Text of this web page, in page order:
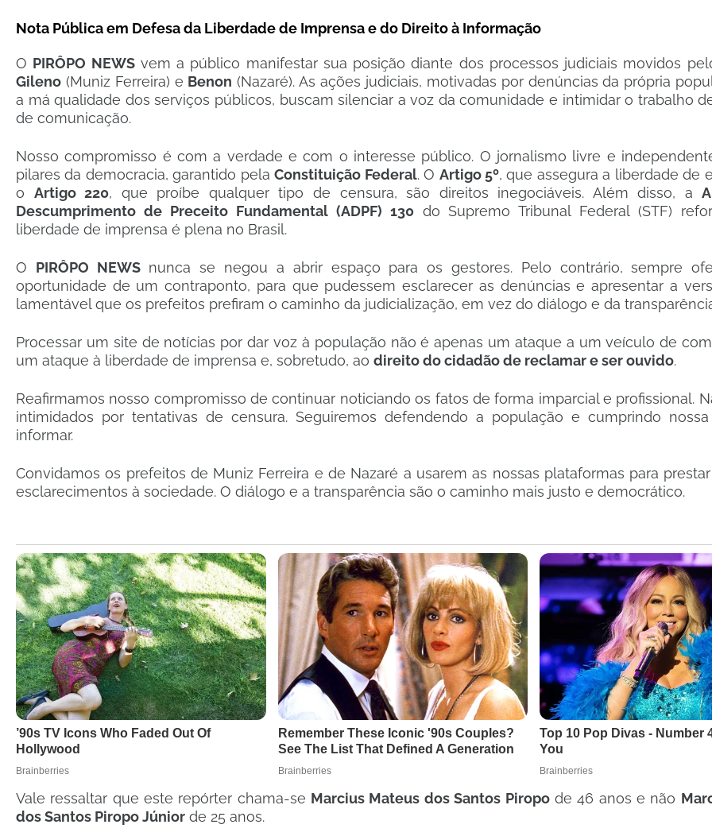
Nota Pública em Defesa da Liberdade de Imprensa e do Direito à Informação
​O PIRÔPO NEWSvem a público manifestar sua posição diante dos processos judiciais movidos
Gileno (Muniz Ferreira) e Benon (Nazaré). As ações judiciais, motivadas por denúncias da própria
a má qualidade dos serviços públicos, buscam silenciar a voz da comunidade e intimidar o trabalho
de comunicação.
​Nosso compromisso é com a verdade e com o interesse público. O jornalismo livre e
pilares da democracia, garantido pelaConstituição Federal. O Artigo 5º, que assegura a liberdade de
o Artigo 220, que proíbe qualquer tipo de censura, são direitos inegociáveis. Além disso, a
Descumprimento de Preceito Fundamental (ADPF) 130 do Supremo Tribunal Federal (STF)
liberdade de imprensa é plena no Brasil.
​O PIRÔPO NEWSnunca se negou a abrir espaço para os gestores. Pelo contrário, sempre
oportunidade de um contraponto, para que pudessem esclarecer as denúncias e apresentar a
lamentável que os prefeitos prefiram o caminho da judicialização, em vez do diálogo e da
​Processar um site de notícias por dar voz à população não é apenas um ataque a um veículo de
um ataque à liberdade de imprensa e, sobretudo, ao direito do cidadão de reclamar e ser ouvido.
​Reafirmamos nosso compromisso de continuar noticiando os fatos de forma imparcial e profissional.
intimidados por tentativas de censura. Seguiremos defendendo a população e cumprindo
informar.
​Convidamos os prefeitos de Muniz Ferreira e de Nazaré a usarem as nossas plataformas para
esclarecimentos à sociedade. O diálogo e a transparência são o caminho mais justo e democrático.
Vale ressaltar que este repórter chama-se Marcius Mateus dos Santos Piropode 46 anos e não
dos Santos Piropo Júnior de 25 anos.